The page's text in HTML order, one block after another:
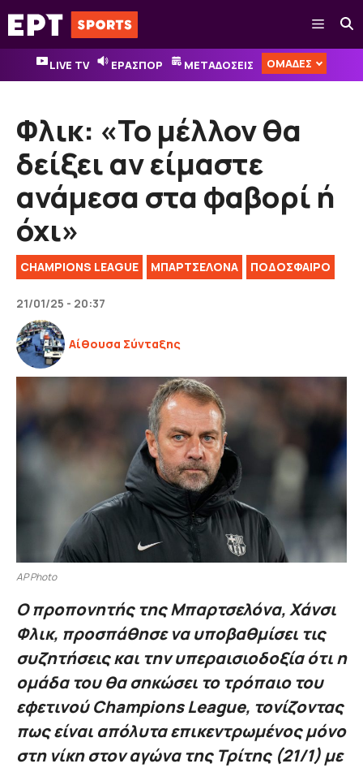
Μετάβαση
σε
περιεχόμενο
Μενού
LIVE TV ΕΡΑΣΠΟΡ ΜΕΤΑΔΟΣΕΙΣ ΟΜΑΔΕΣ
Φλικ: «Το μέλλον θα
δείξει αν είμαστε
ανάμεσα στα φαβορί ή
όχι»
CHAMPIONS LEAGUE ΜΠΑΡΤΣΕΛΟΝΑ ΠΟΔΟΣΦΑΙΡΟ
21/01/25 - 20:37
Αίθουσα Σύνταξης
AP Photo
Ο προπονητής της Μπαρτσελόνα, Χάνσι
Φλικ, προσπάθησε να υποβαθμίσει τις
συζητήσεις και την υπεραισιοδοξία ότι η
ομάδα του θα σηκώσει το τρόπαιο του
εφετινού Champions League, τονίζοντας
πως είναι απόλυτα επικεντρωμένος μόνο
στη νίκη στον αγώνα της Τρίτης (21/1) με